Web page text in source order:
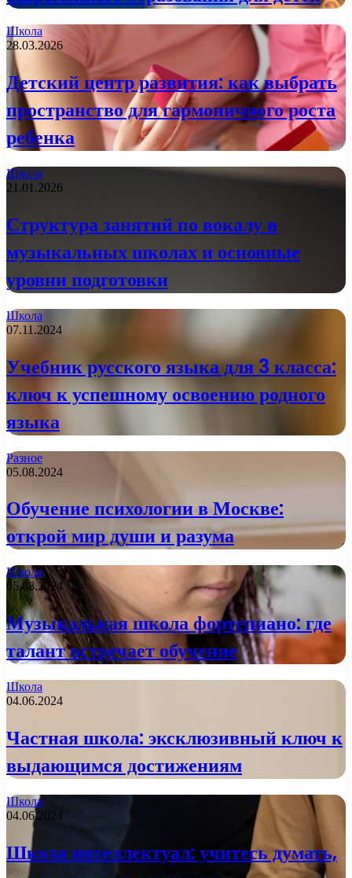
Школа
28.03.2026
Детский центр развития: как выбрать
пространство для гармоничного роста
ребенка
Школа
21.01.2026
Структура занятий по вокалу в
музыкальных школах и основные
уровни подготовки
Школа
07.11.2024
Учебник русского языка для 3 класса:
ключ к успешному освоению родного
языка
Разное
05.08.2024
Обучение психологии в Москве:
открой мир души и разума
Школа
05.08.2024
Музыкальная школа фортепиано: где
талант встречает обучение
Школа
04.06.2024
Частная школа: эксклюзивный ключ к
выдающимся достижениям
Школа
04.06.2024
Школа интеллектуал: учитесь думать,